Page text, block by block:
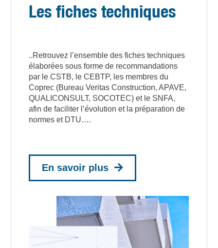
Les fiches techniques
..Retrouvez l’ensemble des fiches techniques
élaborées sous forme de recommandations
par le CSTB, le CEBTP, les membres du
Coprec (Bureau Veritas Construction, APAVE,
QUALICONSULT, SOCOTEC) et le SNFA,
afin de faciliter l’évolution et la préparation de
normes et DTU….
En savoir plus